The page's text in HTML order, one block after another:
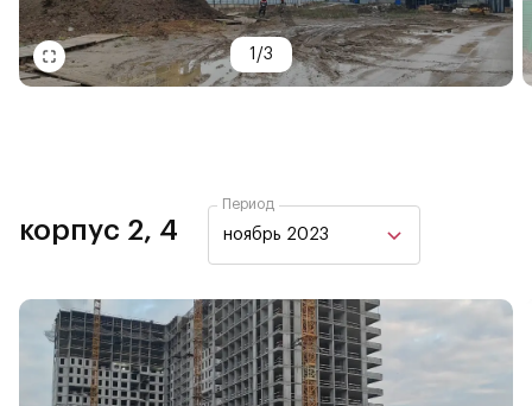
1 /3
корпус 2, 4
Период
ноябрь 2023